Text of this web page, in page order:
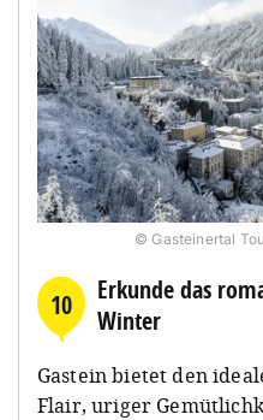
© Gasteinertal
10
Erkunde das
Winter
Gastein bietet den
Flair, uriger